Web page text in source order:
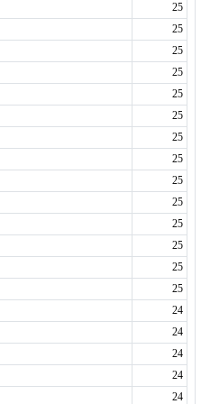
25
25
25
25
25
25
25
25
25
25
25
25
25
25
24
24
24
24
24